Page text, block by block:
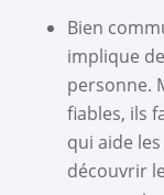
Bien
implique
personne.
fiables, ils
qui aide
découvrir